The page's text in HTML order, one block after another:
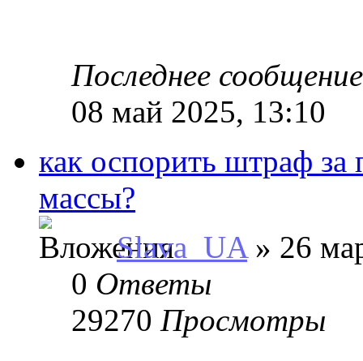
Последнее
08 май 2025, 13:10
как оспорить штраф за
массы?
Slava_UA» 26
0 Ответы
29270 Просмотры